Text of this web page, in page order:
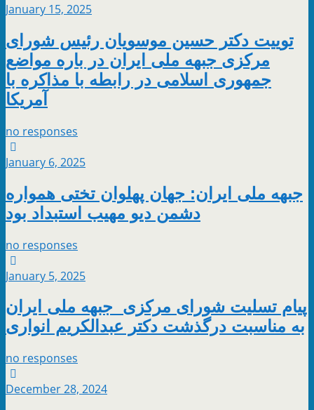
January 15, 2025
توییت دکتر حسین موسویان رئیس شورای
مرکزی جبهه ملی ایران در باره مواضع
جمهوری اسلامی در رابطه با مذاکره با
آمریکا
no responses
January 6, 2025
جبهه ملی ایران: جهان پهلوان تختی همواره
دشمن دیو مهیب استبداد بود
no responses
January 5, 2025
پیام تسلیت شورای مرکزی جبهه ملی ایران
به مناسبت درگذشت دکتر عبدالکریم انواری
no responses
December 28, 2024